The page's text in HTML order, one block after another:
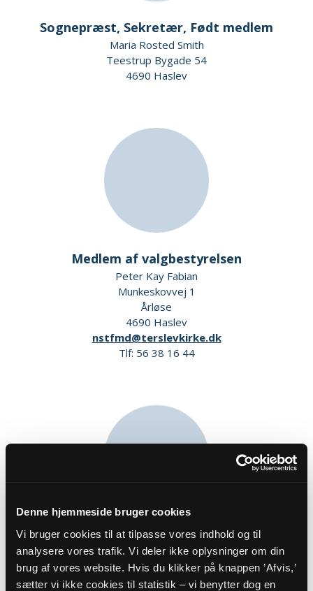
Denne hjemmeside bruger cookies
Vi bruger cookies til at tilpasse vores indhold og til
analysere vores trafik. Vi deler ikke oplysninger om din
brug af vores website. Hvis du klikker på knappen ’Afvis,’
sætter vi ikke cookies til statistik – vi benytter dog en
Sognepræst, Sekretær, Født medlem
Maria Rosted Smith
Teestrup Bygade 54
4690 Haslev
Medlem af valgbestyrelsen
Peter Kay Fabian
Munkeskovvej 1
Årløse
4690 Haslev
nstfmd@terslevkirke.dk
Tlf: 56 38 16 44
Kirkeværge
Alan Pedro Petersen
Tjærebyvej 4
4690 Haslev